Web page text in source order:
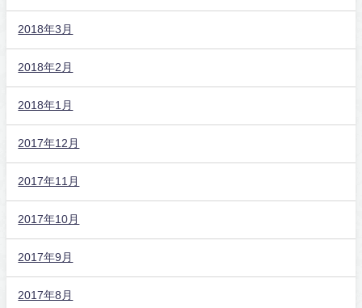
2018年3月
2018年2月
2018年1月
2017年12月
2017年11月
2017年10月
2017年9月
2017年8月